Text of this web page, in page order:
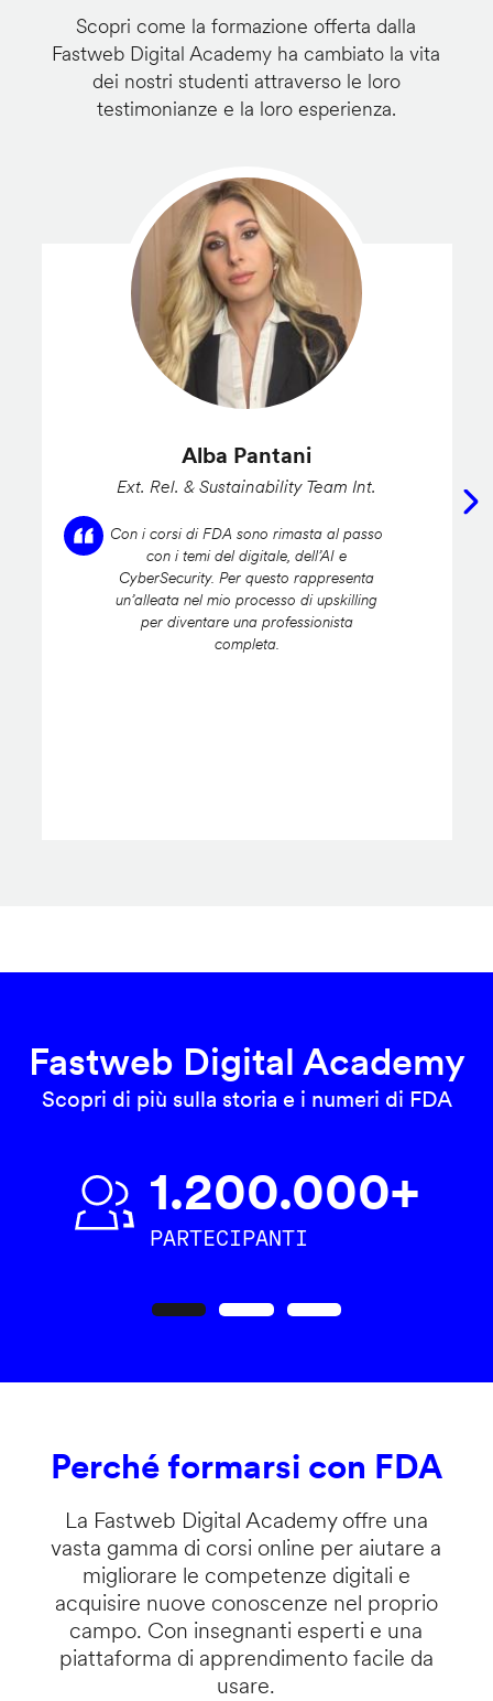
Scopri come la formazione offerta dalla
Fastweb Digital Academy ha cambiato la vita
dei nostri studenti attraverso le loro
testimonianze e la loro esperienza.
Alba Pantani
Ext. Rel. & Sustainability Team Int.
Con i corsi di FDA sono rimasta al passo
con i temi del digitale, dell’AI e
CyberSecurity. Per questo rappresenta
un’alleata nel mio processo di upskilling
per diventare una professionista
completa.
Fastweb Digital Academy
Scopri di più sulla storia e i numeri di FDA
1.200.000+
PARTECIPANTI
Perché formarsi con FDA
La Fastweb Digital Academy offre una
vasta gamma di corsi online per aiutare a
migliorare le competenze digitali e
acquisire nuove conoscenze nel proprio
campo. Con insegnanti esperti e una
piattaforma di apprendimento facile da
usare.